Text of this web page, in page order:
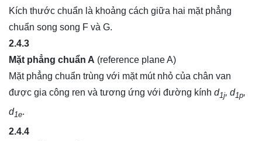
Kích thước chuẩn là khoảng cách giữa hai mặt phẳng
chuẩn song song F và G.
2.4.3
Mặt phẳng chuẩn A (reference plane A)
Mặt phẳng chuẩn trùng với mặt mút nhỏ của chân van
được gia công ren và tương ứng với đường kính d1j, d1p,
d1e.
2.4.4